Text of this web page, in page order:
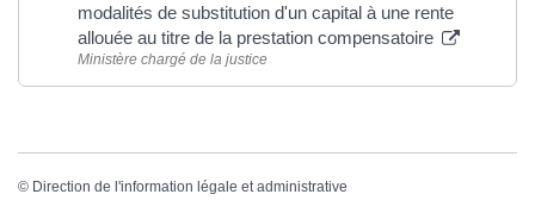
modalités de substitution d'un capital à une rente
allouée au titre de la prestation compensatoire
Ministère chargé de la justice
© Direction de l'information légale et administrative